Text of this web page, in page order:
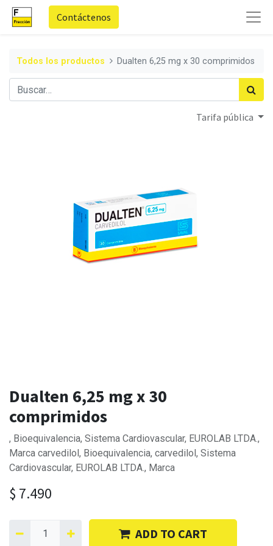
Contáctenos
Todos los productos Dualten 6,25 mg x 30 comprimidos
Tarifa pública
Dualten 6,25 mg x 30
comprimidos
, Bioequivalencia, Sistema Cardiovascular, EUROLAB LTDA.,
Marca carvedilol, Bioequivalencia, carvedilol, Sistema
Cardiovascular, EUROLAB LTDA., Marca
$ 7.490
ADD TO CART